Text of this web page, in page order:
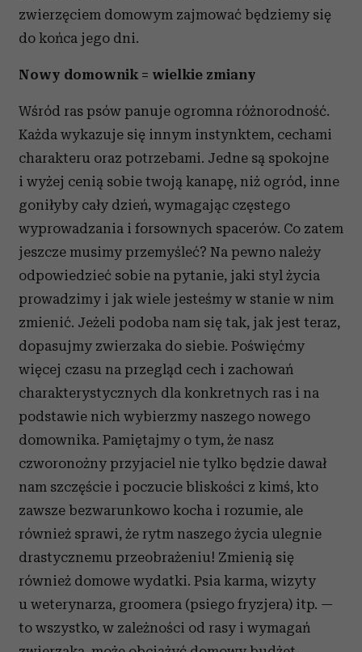
zwierzęciem domowym zajmować będziemy się
do końca jego dni.
Nowy domownik = wielkie zmiany
Wśród ras psów panuje ogromna różnorodność.
Każda wykazuje się innym instynktem, cechami
charakteru oraz potrzebami. Jedne są spokojne
i wyżej cenią sobie twoją kanapę, niż ogród, inne
goniłyby cały dzień, wymagając częstego
wyprowadzania i forsownych spacerów. Co zatem
jeszcze musimy przemyśleć? Na pewno należy
odpowiedzieć sobie na pytanie, jaki styl życia
prowadzimy i jak wiele jesteśmy w stanie w nim
zmienić. Jeżeli podoba nam się tak, jak jest teraz,
dopasujmy zwierzaka do siebie. Poświęćmy
więcej czasu na przegląd cech i zachowań
charakterystycznych dla konkretnych ras i na
podstawie nich wybierzmy naszego nowego
domownika. Pamiętajmy o tym, że nasz
czworonożny przyjaciel nie tylko będzie dawał
nam szczęście i poczucie bliskości z kimś, kto
zawsze bezwarunkowo kocha i rozumie, ale
również sprawi, że rytm naszego życia ulegnie
drastycznemu przeobrażeniu! Zmienią się
również domowe wydatki. Psia karma, wizyty
u weterynarza, groomera (psiego fryzjera) itp. —
to wszystko, w zależności od rasy i wymagań